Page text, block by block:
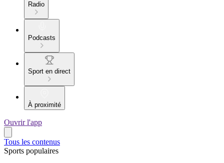
Radio
Podcasts
Sport en direct
À proximité
Ouvrir l'app
Tous les contenus
Sports populaires